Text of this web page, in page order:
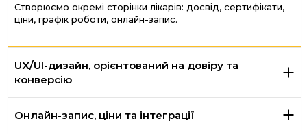
Створюємо окремі сторінки лікарів: досвід, сертифікати,
ціни, графік роботи, онлайн-запис.
UX/UI-дизайн, орієнтований на довіру та
конверсію
Онлайн-запис, ціни та інтеграції